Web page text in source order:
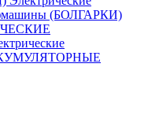
(БОЛГАРКИ)